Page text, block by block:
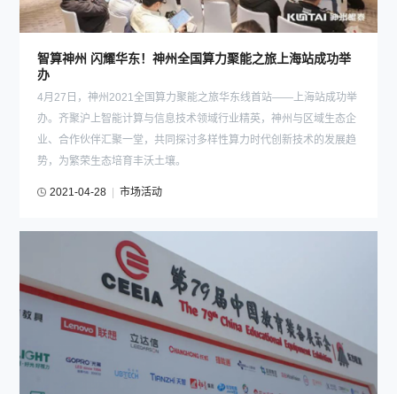
智算神州 闪耀华东！神州全国算力聚能之旅上海站成功举
办
4月27日，神州2021全国算力聚能之旅华东线首站——上海站成功举
办。齐聚沪上智能计算与信息技术领域行业精英，神州与区域生态企
业、合作伙伴汇聚一堂，共同探讨多样性算力时代创新技术的发展趋
势，为繁荣生态培育丰沃土壤。
2021-04-28 | 市场活动